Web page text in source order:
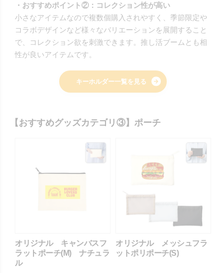
・おすすめポイント②：コレクション性が高い
小さなアイテムなので複数個購入されやすく、季節限定や
コラボデザインなど様々なバリエーションを展開すること
で、コレクション欲を刺激できます。推し活ブームとも相
性が良いアイテムです。
キーホルダー一覧を見る
【おすすめグッズカテゴリ③】ポーチ
オリジナル キャンバスフ
ラットポーチ(M) ナチュラ
ル
オリジナル メッシュフラ
ットポリポーチ(S)